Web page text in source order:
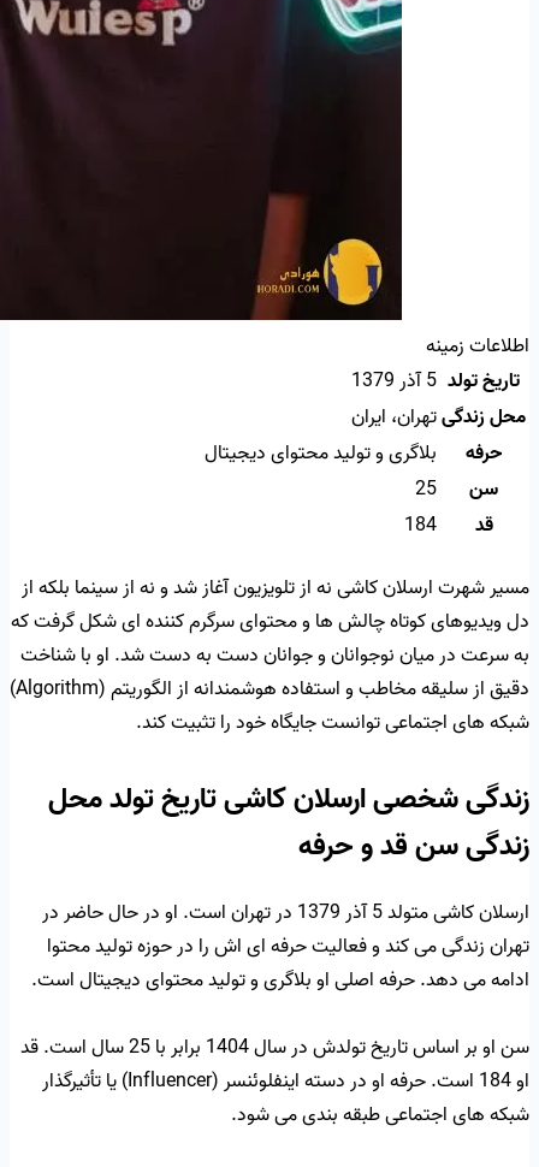
اطلاعات زمینه
تاریخ تولد 5 آذر 1379
محل زندگیتهران، ایران
حرفه
بلاگری و تولید محتوای دیجیتال
سن
25
قد
184
مسیر شهرت ارسلان کاشی نه از تلویزیون آغاز شد و نه از سینما بلکه از
دل ویدیوهای کوتاه چالش ها و محتوای سرگرم کننده ای شکل گرفت که
به سرعت در میان نوجوانان و جوانان دست به دست شد. او با شناخت
دقیق از سلیقه مخاطب و استفاده هوشمندانه از الگوریتم (Algorithm)
شبکه های اجتماعی توانست جایگاه خود را تثبیت کند.
زندگی شخصی ارسلان کاشی تاریخ تولد محل
زندگی سن قد و حرفه
ارسلان کاشی متولد 5 آذر 1379 در تهران است. او در حال حاضر در
تهران زندگی می کند و فعالیت حرفه ای اش را در حوزه تولید محتوا
ادامه می دهد. حرفه اصلی او بلاگری و تولید محتوای دیجیتال است.
سن او بر اساس تاریخ تولدش در سال 1404 برابر با 25 سال است. قد
او 184 است. حرفه او در دسته اینفلوئنسر (Influencer) یا تأثیرگذار
شبکه های اجتماعی طبقه بندی می شود.